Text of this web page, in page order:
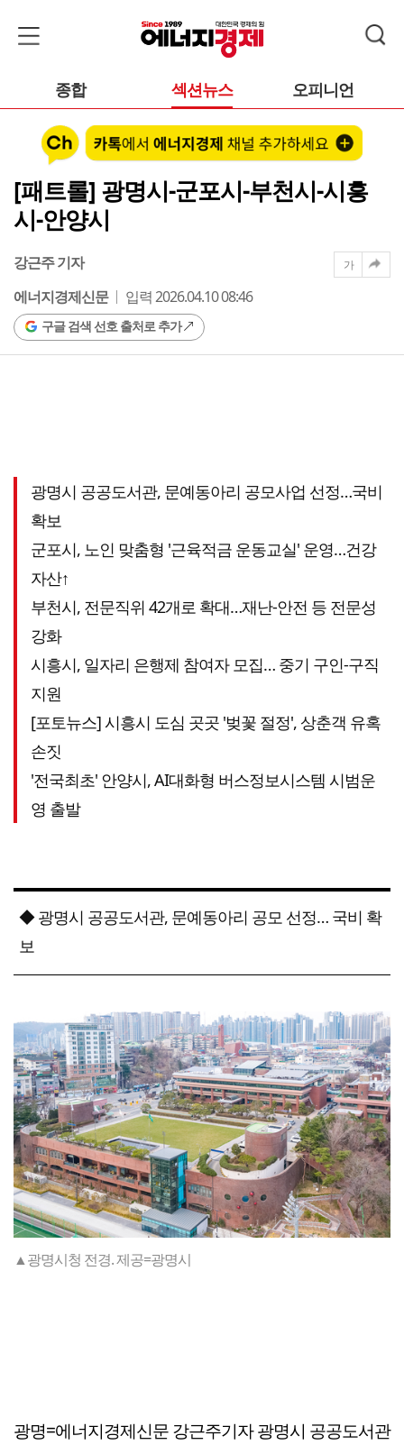
종합 섹션뉴스 오피니언
[패트롤] 광명시-군포시-부천시-시흥
시-안양시
강근주 기자
에너지경제신문
입력 2026.04.10 08:46
구글 검색 선호 출처로 추가
가
광명시 공공도서관, 문예동아리 공모사업 선정…국비
확보
군포시, 노인 맞춤형 '근육적금 운동교실' 운영…건강
자산↑
부천시, 전문직위 42개로 확대…재난-안전 등 전문성
강화
시흥시, 일자리 은행제 참여자 모집… 중기 구인-구직
지원
[포토뉴스] 시흥시 도심 곳곳 '벚꽃 절정', 상춘객 유혹
손짓
'전국최초' 안양시, AI대화형 버스정보시스템 시범운
영 출발
◆ 광명시 공공도서관, 문예동아리 공모 선정… 국비 확
보
▲광명시청 전경. 제공=광명시
광명=에너지경제신문 강근주기자 광명시 공공도서관